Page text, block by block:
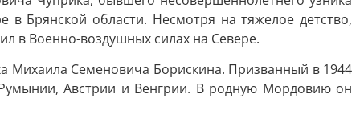
Брянской области. Несмотря на тяжелое детство,
в Военно-воздушных силах на Севере.
Михаила Семеновича Борискина. Призванный в 1944
Австрии и Венгрии. В родную Мордовию он